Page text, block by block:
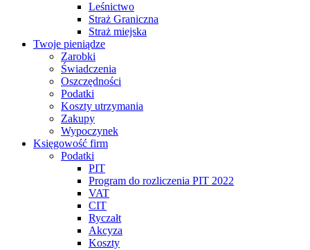
Leśnictwo
Straż Graniczna
Straż miejska
Twoje pieniądze
Zarobki
Świadczenia
Oszczędności
Podatki
Koszty utrzymania
Zakupy
Wypoczynek
Księgowość firm
Podatki
PIT
Program do rozliczenia PIT 2022
VAT
CIT
Ryczałt
Akcyza
Koszty